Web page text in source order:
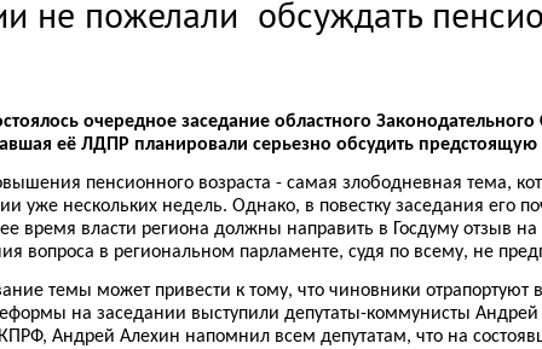
не пожелали обсуждать
очередное заседание областного
её ЛДПР планировали серьезно обсудить
пенсионного возраста - самая злободневная тема,
уже нескольких недель. Однако, в повестку заседания его
время власти региона должны направить в Госдуму отзыв
вопроса в региональном парламенте, судя по всему, не
темы может привести к тому, что чиновники отрапортуют
на заседании выступили депутаты-коммунисты
Андрей Алехин напомнил всем депутатам, что на